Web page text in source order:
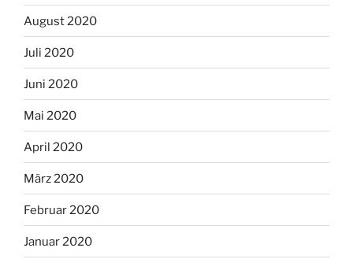
August 2020
Juli 2020
Juni 2020
Mai 2020
April 2020
März 2020
Februar 2020
Januar 2020